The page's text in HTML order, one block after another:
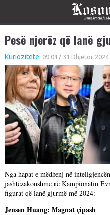
Pesë njerëz që lanë
Kuriozitete 09:04 / 31 Dhjetor 2024
Nga hapat e mëdhenj në
jashtëzakonshme në Kampionatin
figurat që lanë gjurmë më 2024:
Jensen Huang: Magnat çipash